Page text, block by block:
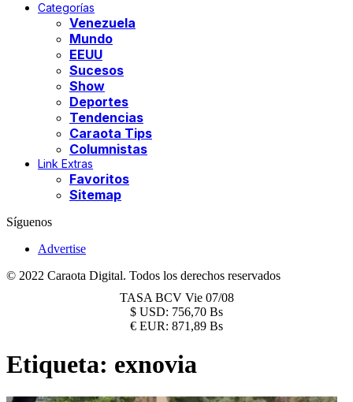
Categorías
Venezuela
Mundo
EEUU
Sucesos
Show
Deportes
Tendencias
Caraota Tips
Columnistas
Link Extras
Favoritos
Sitemap
Síguenos
Advertise
© 2022 Caraota Digital. Todos los derechos reservados
TASA BCV Vie 07/08
$ USD: 756,70 Bs
€ EUR: 871,89 Bs
Etiqueta: exnovia